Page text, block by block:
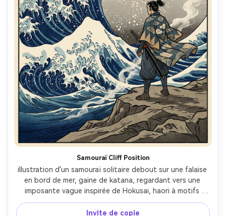
Samouraï Cliff Position
illustration d'un samouraï solitaire debout sur une falaise
en bord de mer, gaine de katana, regardant vers une
imposante vague inspirée de Hokusai, haori à motifs
flottant, contours audacieux et blocs de couleurs plates,
mer bleue prussienne, ciel aube pâle pêche avec dégradés
Invite de copie